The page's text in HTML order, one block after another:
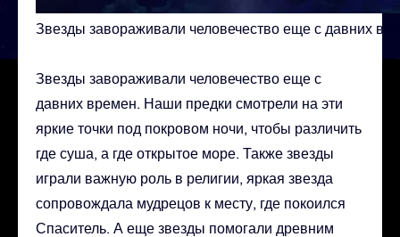
Звезды завораживали человечество еще с давних
Звезды завораживали человечество еще с
давних времен. Наши предки смотрели на эти
яркие точки под покровом ночи, чтобы различить
где суша, а где открытое море. Также звезды
играли важную роль в религии, яркая звезда
сопровождала мудрецов к месту, где покоился
Спаситель. А еще звезды помогали древним